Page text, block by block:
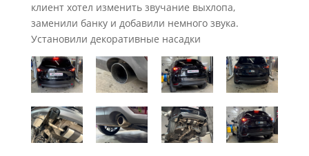
клиент хотел изменить звучание выхлопа,
заменили банку и добавили немного звука.
Установили декоративные насадки